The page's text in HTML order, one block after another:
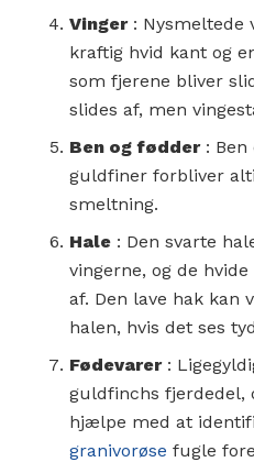
Vinger: Nysmeltede
kraftig hvid kant og
som fjerene bliver
slides af, men
Ben og fødder: Ben
guldfiner forbliver
smeltning.
Hale : Den svarte
vingerne, og de
af. Den lave hak
halen, hvis det ses
Fødevarer:
guldfinchs fjerdedel,
hjælpe med at
granivorøse fugle